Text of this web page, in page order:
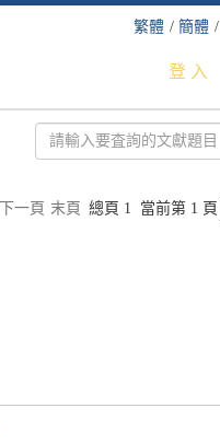
繁體 / 簡體 /
登 入
下一頁 末頁 總頁 1 當前第 1 頁